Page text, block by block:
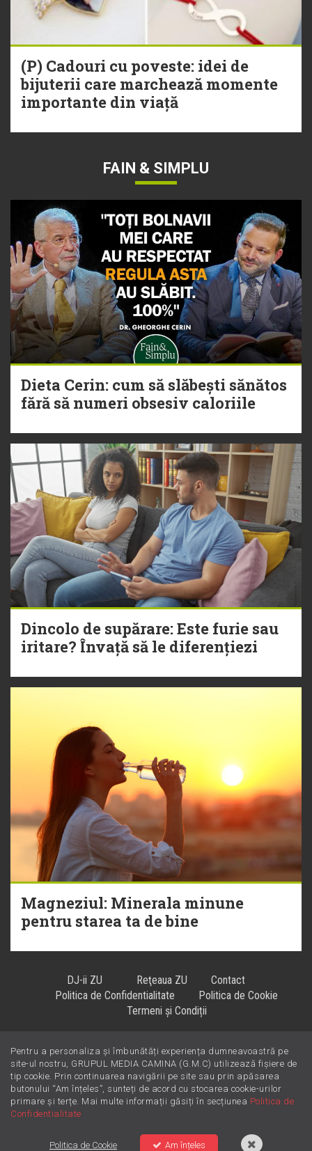
(P) Cadouri cu poveste: idei de
bijuterii care marchează momente
importante din viață
FAIN & SIMPLU
Dieta Cerin: cum să slăbești sănătos
fără să numeri obsesiv caloriile
Dincolo de supărare: Este furie sau
iritare? Învață să le diferențiezi
Magneziul: Minerala minune
pentru starea ta de bine
DJ-ii ZU Reţeaua ZU
Contact
Politica de Confidentialitate
Politica de Cookie
Termeni și Condiții
Hiturile se ascultă la !
Pentru a personaliza și îmbunătăți experiența dumneavoastră pe
site-ul nostru, GRUPUL MEDIA CAMINA (G.M.C) utilizează fișiere de
tip cookie. Prin continuarea navigării pe site sau prin apăsarea
butonului “Am înțeles”, sunteți de acord cu stocarea cookie-urilor
primare și terțe. Mai multe informații găsiți în secțiunea Politica de
Confidentialitate
Politica de Cookie Am înțeles